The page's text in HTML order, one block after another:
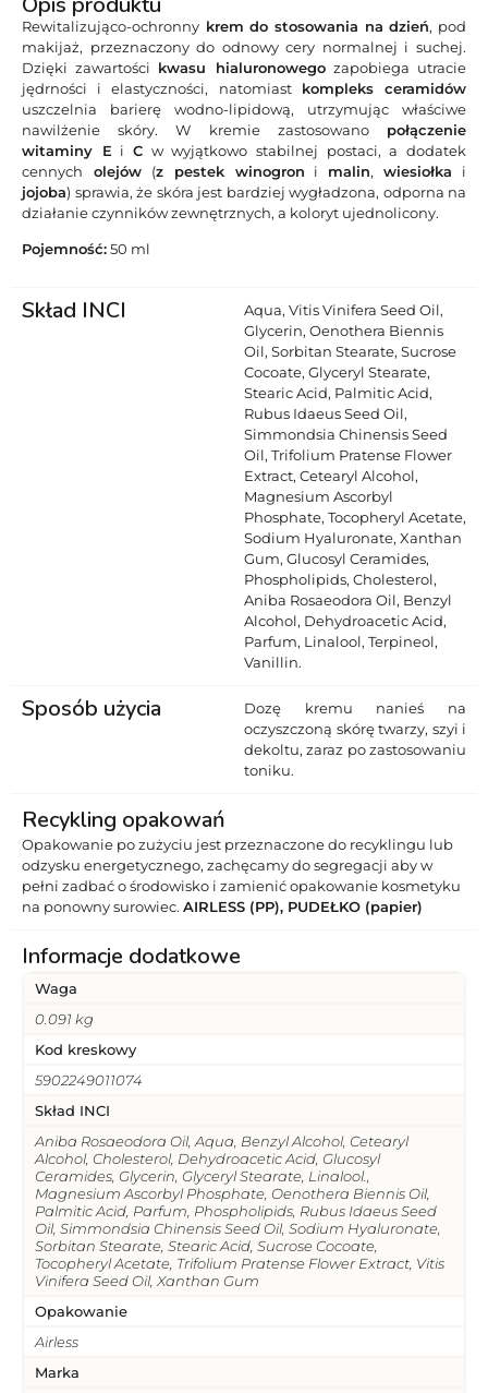
Rewitalizująco-ochronny krem do stosowania na dzień, pod
makijaż, przeznaczony do odnowy cery normalnej i suchej.
Dzięki zawartości kwasu hialuronowegozapobiega utracie
jędrności i elastyczności, natomiast kompleks ceramidów
uszczelnia barierę wodno-lipidową, utrzymując właściwe
nawilżenie skóry. W kremie zastosowano połączenie
witaminy E iC w wyjątkowo stabilnej postaci, a dodatek
cennych olejów(z pestek winogron i malin,wiesiołka i
jojoba) sprawia, że skóra jest bardziej wygładzona, odporna na
działanie czynników zewnętrznych, a koloryt ujednolicony.
Pojemność:50 ml
Skład INCI
Aqua, Vitis Vinifera Seed Oil,
Glycerin, Oenothera Biennis
Oil, Sorbitan Stearate, Sucrose
Cocoate, Glyceryl Stearate,
Stearic Acid, Palmitic Acid,
Rubus Idaeus Seed Oil,
Simmondsia Chinensis Seed
Oil, Trifolium Pratense Flower
Extract, Cetearyl Alcohol,
Magnesium Ascorbyl
Phosphate, Tocopheryl Acetate,
Sodium Hyaluronate, Xanthan
Gum, Glucosyl Ceramides,
Phospholipids, Cholesterol,
Aniba Rosaeodora Oil, Benzyl
Alcohol, Dehydroacetic Acid,
Parfum, Linalool, Terpineol,
Vanillin.
Sposób użycia
Dozę kremu nanieś na
oczyszczoną skórę twarzy, szyi i
dekoltu, zaraz po zastosowaniu
toniku.
Recykling opakowań
Opakowanie po zużyciu jest przeznaczone do recyklingu lub
odzysku energetycznego, zachęcamy do segregacji aby w
pełni zadbać o środowisko i zamienić opakowanie kosmetyku
na ponowny surowiec. AIRLESS (PP), PUDEŁKO (papier)
Informacje dodatkowe
Waga
0.091 kg
Kod kreskowy
5902249011074
Skład INCI
Aniba Rosaeodora Oil, Aqua, Benzyl Alcohol, Cetearyl
Alcohol, Cholesterol, Dehydroacetic Acid, Glucosyl
Ceramides, Glycerin, Glyceryl Stearate, Linalool.,
Magnesium Ascorbyl Phosphate, Oenothera Biennis Oil,
Palmitic Acid, Parfum, Phospholipids, Rubus Idaeus Seed
Oil, Simmondsia Chinensis Seed Oil, Sodium Hyaluronate,
Sorbitan Stearate, Stearic Acid, Sucrose Cocoate,
Tocopheryl Acetate, Trifolium Pratense Flower Extract, Vitis
Vinifera Seed Oil, Xanthan Gum
Opakowanie
Airless
Marka